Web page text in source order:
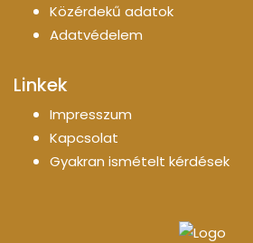
Közérdekű adatok
Adatvédelem
Linkek
Impresszum
Kapcsolat
Gyakran ismételt kérdések